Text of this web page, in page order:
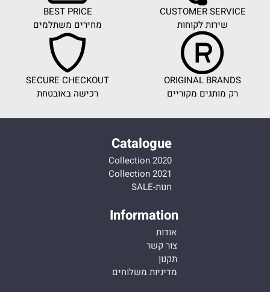
CUSTOMER SERVICE
שירות לקוחות
BEST PRICE
מחירים משתלמים
ORIGINAL BRANDS
רק מותגים מקוריים
SECURE CHECKOUT
רכישה באובטחת
Catalogue
Collection 2020
Collection 2021
חנות-SALE
Information
אודות
צור קשר
תקנון
מדיניות משלוחים